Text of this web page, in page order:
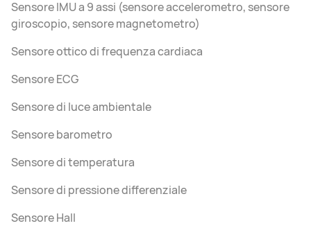
Sensore IMU a 9 assi (sensore accelerometro, sensore
giroscopio, sensore magnetometro)
Sensore ottico di frequenza cardiaca
Sensore ECG
Sensore di luce ambientale
Sensore barometro
Sensore di temperatura
Sensore di pressione differenziale
Sensore Hall